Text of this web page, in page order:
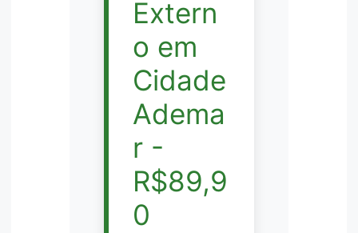
Extern
o em
Cidade
Adema
r -
R$89,9
0